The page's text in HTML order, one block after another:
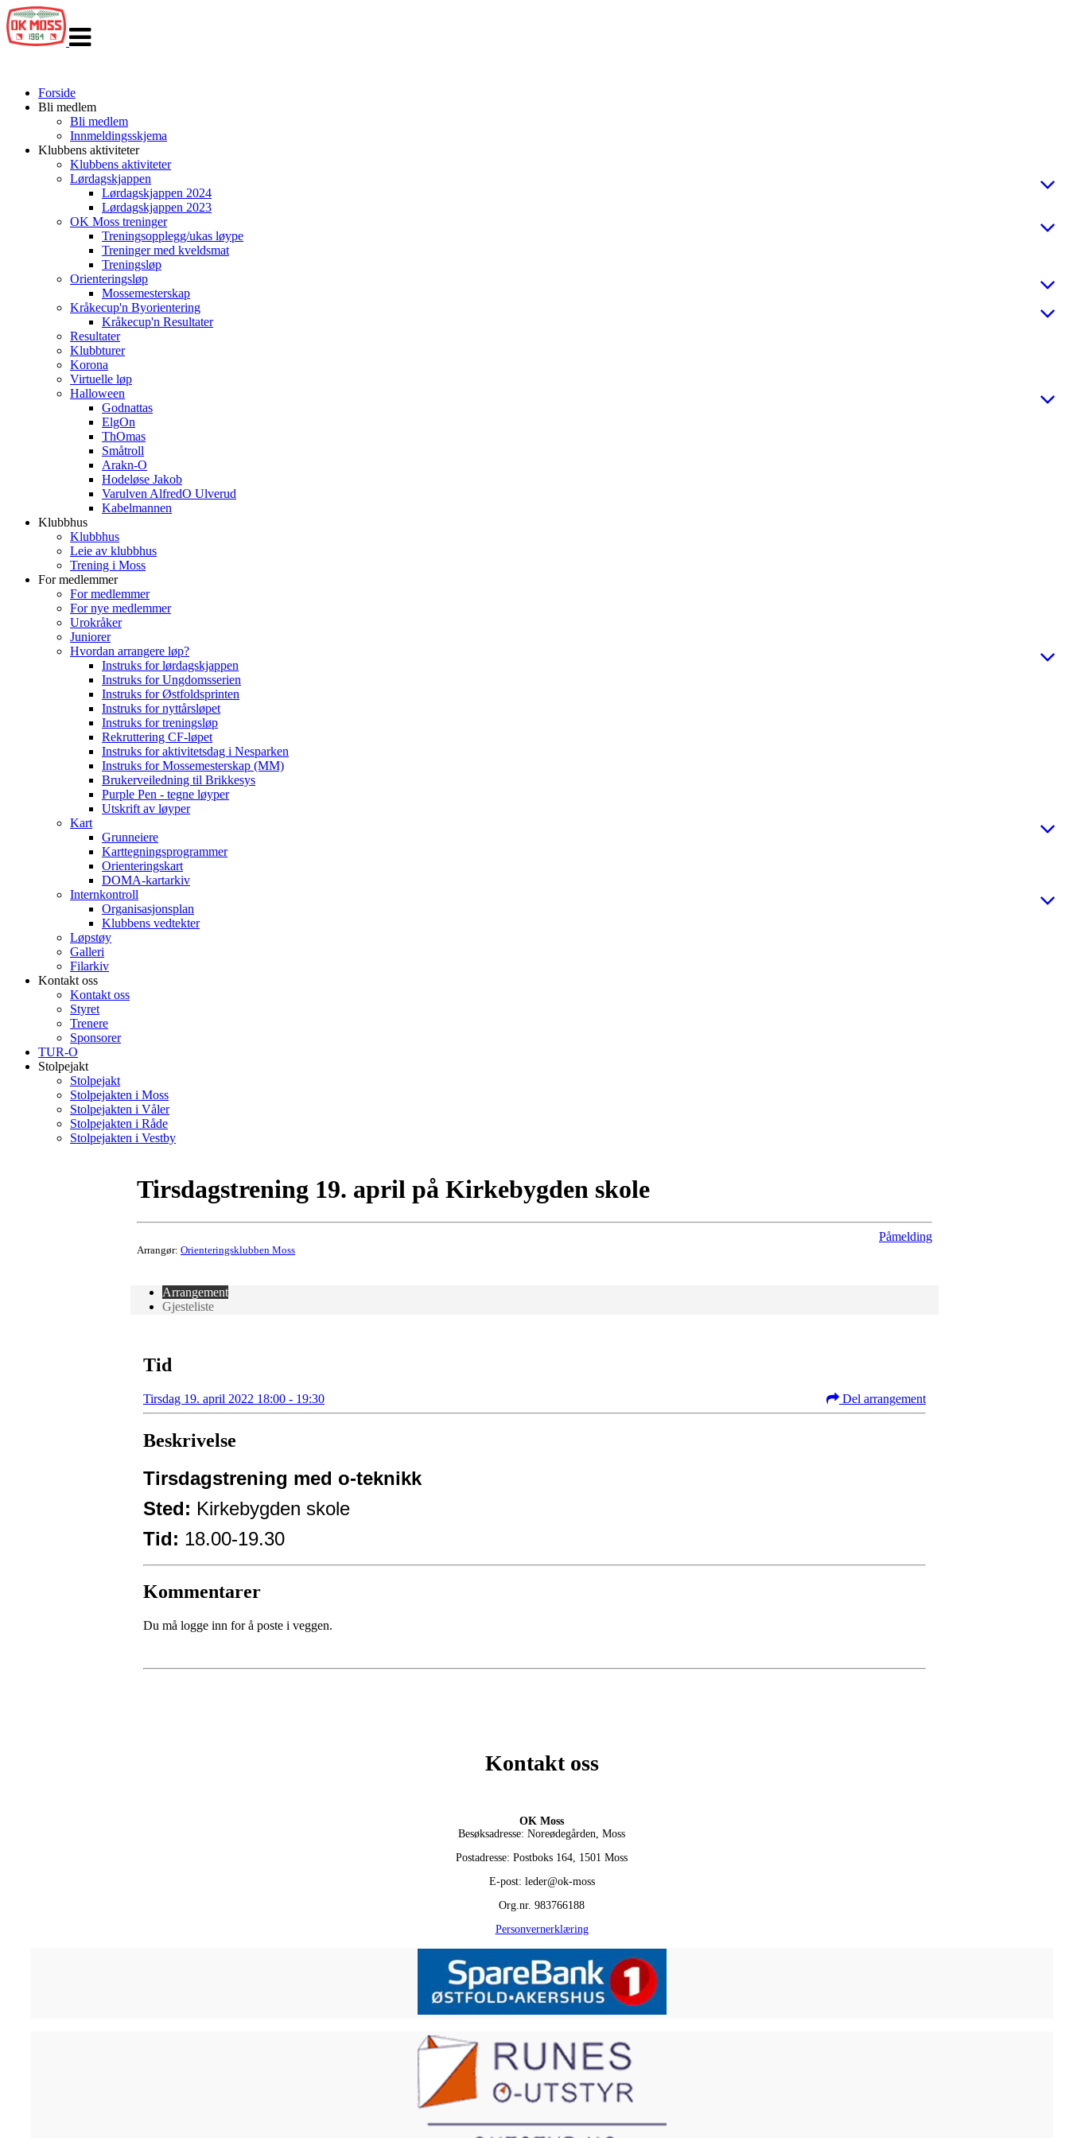
navigasjon
Forside
Bli medlem
Bli medlem
Innmeldingsskjema
Klubbens aktiviteter
Klubbens aktiviteter
Lørdagskjappen
Lørdagskjappen 2024
Lørdagskjappen 2023
OK Moss treninger
Treningsopplegg/ukas løype
Treninger med kveldsmat
Treningsløp
Orienteringsløp
Mossemesterskap
Kråkecup'n Byorientering
Kråkecup'n Resultater
Resultater
Klubbturer
Korona
Virtuelle løp
Halloween
Godnattas
ElgOn
ThOmas
Småtroll
Arakn-O
Hodeløse Jakob
Varulven AlfredO Ulverud
Kabelmannen
Klubbhus
Klubbhus
Leie av klubbhus
Trening i Moss
For medlemmer
For medlemmer
For nye medlemmer
Urokråker
Juniorer
Hvordan arrangere løp?
Instruks for lørdagskjappen
Instruks for Ungdomsserien
Instruks for Østfoldsprinten
Instruks for nyttårsløpet
Instruks for treningsløp
Rekruttering CF-løpet
Instruks for aktivitetsdag i Nesparken
Instruks for Mossemesterskap (MM)
Brukerveiledning til Brikkesys
Purple Pen - tegne løyper
Utskrift av løyper
Kart
Grunneiere
Karttegningsprogrammer
Orienteringskart
DOMA-kartarkiv
Internkontroll
Organisasjonsplan
Klubbens vedtekter
Løpstøy
Galleri
Filarkiv
Kontakt oss
Kontakt oss
Styret
Trenere
Sponsorer
TUR-O
Stolpejakt
Stolpejakt
Stolpejakten i Moss
Stolpejakten i Våler
Stolpejakten i Råde
Stolpejakten i Vestby
Tirsdagstrening 19. april på Kirkebygden skole
Arrangør: Orienteringsklubben Moss
Påmelding
Arrangement
Gjesteliste
Tid
Tirsdag 19. april 2022 18:00 - 19:30 Del arrangement
Beskrivelse
Tirsdagstrening med o-teknikk
Sted: Kirkebygden skole
Tid: 18.00-19.30
Kommentarer
Du må logge inn for å poste i veggen.
Kontakt oss
OK Moss
Besøksadresse: Noreødegården, Moss
Postadresse: Postboks 164, 1501 Moss
E-post: leder@ok-moss
Org.nr. 983766188
Personvernerklæring